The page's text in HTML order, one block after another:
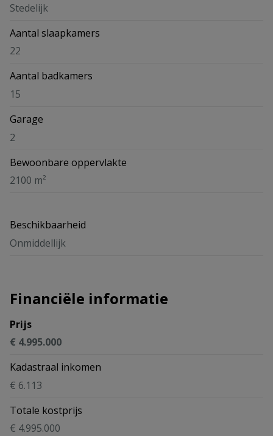
Stedelijk
Aantal slaapkamers
22
Aantal badkamers
15
Garage
2
Bewoonbare oppervlakte
2100 m²
Beschikbaarheid
Onmiddellijk
Financiële informatie
Prijs
€ 4.995.000
Kadastraal inkomen
€ 6.113
Totale kostprijs
€ 4.995.000